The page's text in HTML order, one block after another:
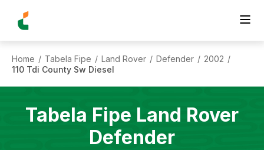
Home / Tabela Fipe / Land Rover / Defender / 2002 /
110 Tdi County Sw Diesel
Tabela Fipe Land Rover
Defender